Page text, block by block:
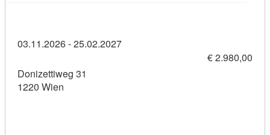
03.11.2026 - 25.02.2027
€ 2.980,00
Donizettiweg 31
1220 Wien